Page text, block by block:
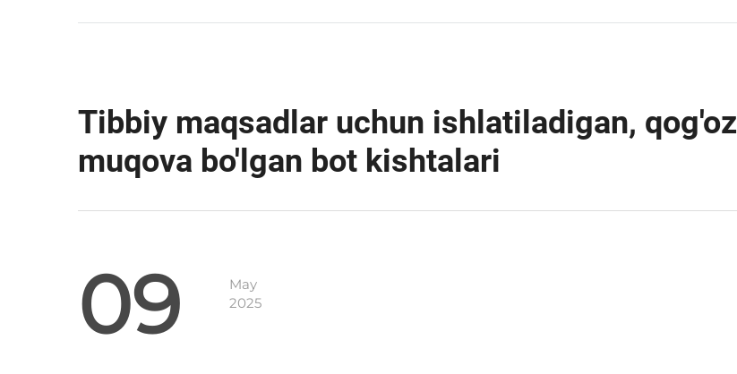
Tibbiy maqsadlar uchun ishlatiladigan,
muqova bo'lgan bot kishtalari
09
May
2025